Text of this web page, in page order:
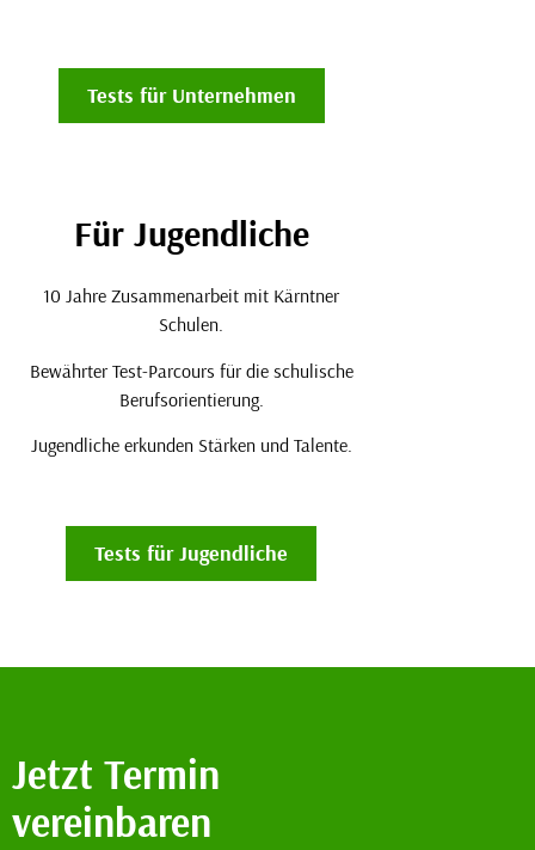
Tests für Unternehmen
Für Jugendliche
10 Jahre Zusammenarbeit mit Kärntner
Schulen.
Bewährter Test-Parcours für die schulische
Berufsorientierung.
Jugendliche erkunden Stärken und Talente.
Tests für Jugendliche
Jetzt Termin
vereinbaren